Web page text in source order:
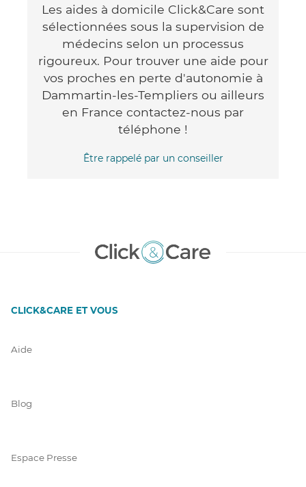
Les aides à domicile Click&Care sont
sélectionnées sous la supervision de
médecins selon un processus
rigoureux. Pour trouver une aide pour
vos proches en perte d'autonomie à
Dammartin-les-Templiers ou ailleurs
en France contactez-nous par
téléphone !
Être rappelé par un conseiller
CLICK&CARE ET VOUS
Aide
Blog
Espace Presse